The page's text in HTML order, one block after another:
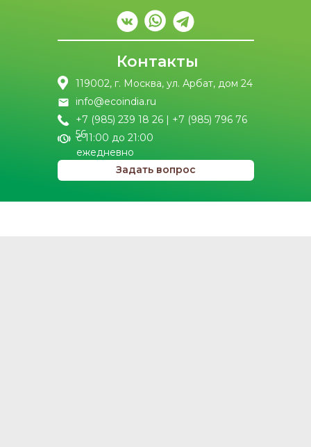
Контакты
119002, г. Москва, ул. Арбат, дом 24
info@ecoindia.ru
Задать вопрос
с 11:00 до 21:00
ежедневно
+7 (985) 239 18 26 | +7 (985) 796 76
56